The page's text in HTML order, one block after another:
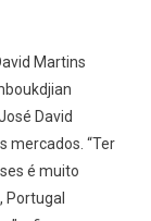
Martins
David
mercados. “Ter
é muito
Portugal